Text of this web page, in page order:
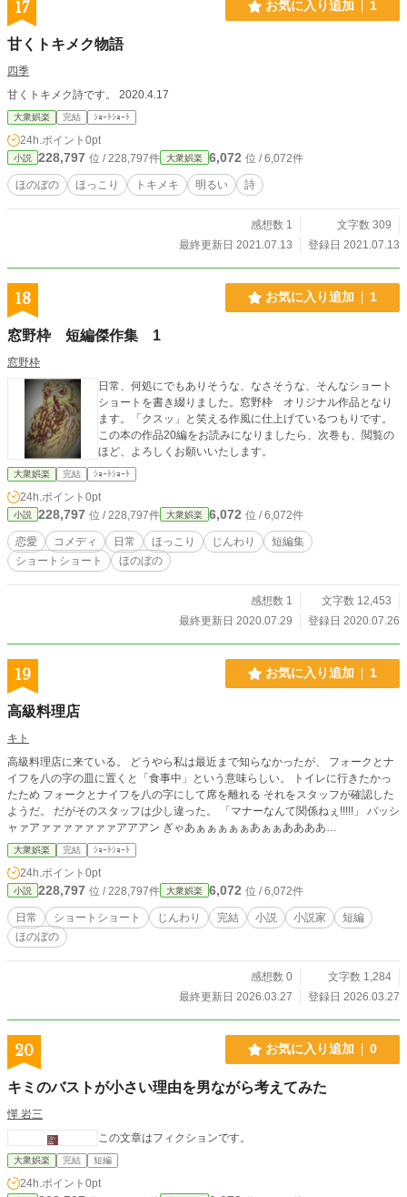
17 お気に入り追加 1
甘くトキメク物語
四季
甘くトキメク詩です。 2020.4.17
大衆娯楽 完結 ｼｮｰﾄｼｮｰﾄ
24h.ポイント 0pt
小説 228,797 位 / 228,797件 大衆娯楽 6,072 位 / 6,072件
ほのぼの ほっこり トキメキ 明るい 詩
感想数 1
文字数 309
最終更新日 2021.07.13
登録日 2021.07.13
18 お気に入り追加 1
窓野枠 短編傑作集 1
窓野枠
日常、何処にでもありそうな、なさそうな、そんなショート
ショートを書き綴りました。窓野枠 オリジナル作品となり
ます。「クスッ」と笑える作風に仕上げているつもりです。
この本の作品20編をお読みになりましたら、次巻も、閲覧の
ほど、よろしくお願いいたします。
大衆娯楽 完結 ｼｮｰﾄｼｮｰﾄ
24h.ポイント 0pt
小説 228,797 位 / 228,797件 大衆娯楽 6,072 位 / 6,072件
恋愛 コメディ 日常 ほっこり じんわり
短編集
ショートショート
ほのぼの
感想数 1
文字数 12,453
最終更新日 2020.07.29
登録日 2020.07.26
19 お気に入り追加 1
高級料理店
キト
高級料理店に来ている。 どうやら私は最近まで知らなかったが、 フォークとナ
イフを八の字の皿に置くと「食事中」という意味らしい。 トイレに行きたかっ
たため フォークとナイフを八の字にして席を離れる それをスタッフが確認した
ようだ。 だがそのスタッフは少し違った。 「マナーなんて関係ねぇ!!!!!」 バッシ
ャァアァァァァァァァアアアン ぎゃあぁぁぁぁぁあぁぁああああ
あ!!!!!???????? ⚠︎︎みんなが[神殺しの龍拳]読んでくれないから狂いました。責任
とってください。
大衆娯楽 完結 ｼｮｰﾄｼｮｰﾄ
24h.ポイント 0pt
小説 228,797 位 / 228,797件 大衆娯楽 6,072 位 / 6,072件
日常 ショートショート じんわり 完結 小説 小説家
短編
ほのぼの
感想数 0
文字数 1,284
最終更新日 2026.03.27
登録日 2026.03.27
20 お気に入り追加 0
キミのバストが小さい理由を男ながら考えてみた
憚 岩三
この文章はフィクションです。
大衆娯楽 完結 短編
24h.ポイント 0pt